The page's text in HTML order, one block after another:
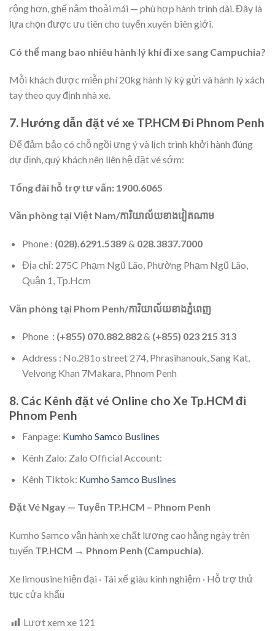
rộng hơn, ghế nằm thoải mái — phù hợp hành trình dài. Đây là
lựa chọn được ưu tiên cho tuyến xuyên biên giới.
Có thể mang bao nhiêu hành lý khi đi xe sang Campuchia?
Mỗi khách được miễn phí 20kg hành lý ký gửi và hành lý xách
tay theo quy định nhà xe.
7. Hướng dẫn đặt vé xe TP.HCM Đi Phnom Penh
Để đảm bảo có chỗ ngồi ưng ý và lịch trình khởi hành đúng
dự định, quý khách nên liên hệ đặt vé sớm:
Tổng đài hỗ trợ tư vấn: 1900.6065
Văn phòng tại Việt Nam/ការិយាល័យខាងវៀតណាម
Phone : (028).6291.5389& 028.3837.7000
Địa chỉ: 275C Phạm Ngũ Lão, Phường Phạm Ngũ Lão,
Quận 1, Tp.Hcm
Văn phòng tại Phom Penh/ការិយាល័យខាងភ្នំពេញ
Phone : (+855) 070.882.882& (+855) 023 215 313
Address : No.281o street 274, Phrasihanouk, Sang Kat,
Velvong Khan 7Makara, Phnom Penh
8. Các Kênh đặt vé Online cho Xe Tp.HCM đi
Phnom Penh
Fanpage: Kumho Samco Buslines
Kênh Zalo: Zalo Official Account:
Kênh Tiktok: Kumho Samco Buslines
Đặt Vé Ngay — Tuyến TP.HCM – Phnom Penh
Kumho Samco vận hành xe chất lượng cao hằng ngày trên
tuyến TP.HCM → Phnom Penh (Campuchia).
Xe limousine hiện đại · Tài xế giàu kinh nghiệm · Hỗ trợ thủ
tục cửa khẩu
Lượt xem xe 121